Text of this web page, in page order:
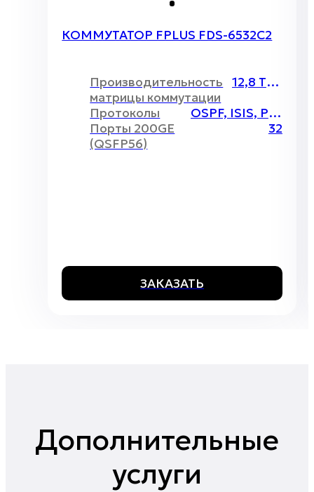
КОММУТАТОР FPLUS FDS-6532C2
Производительность
матрицы коммутации
12,8 Тбит/c
Протоколы
OSPF, ISIS, PIM, BGP, VXLAN
Порты 200GE
(QSFP56)
32
ЗАКАЗАТЬ
Дополнительные
услуги